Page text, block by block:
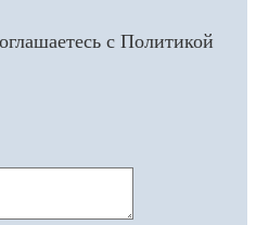
с Политикой